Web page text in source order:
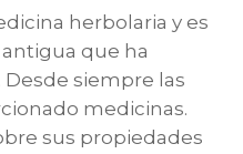
herbolaria y es
que ha
siempre las
medicinas.
sus propiedades